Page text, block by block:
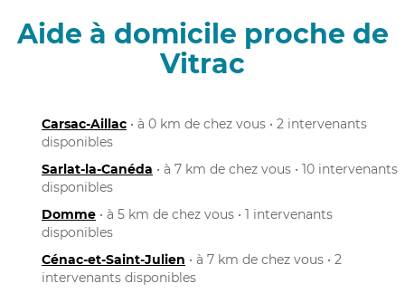
Aide à domicile proche de
Vitrac
Carsac-Aillac • à 0 km de chez vous • 2 intervenants
disponibles
Sarlat-la-Canéda • à 7 km de chez vous • 10 intervenants
disponibles
Domme • à 5 km de chez vous • 1 intervenants
disponibles
Cénac-et-Saint-Julien • à 7 km de chez vous • 2
intervenants disponibles